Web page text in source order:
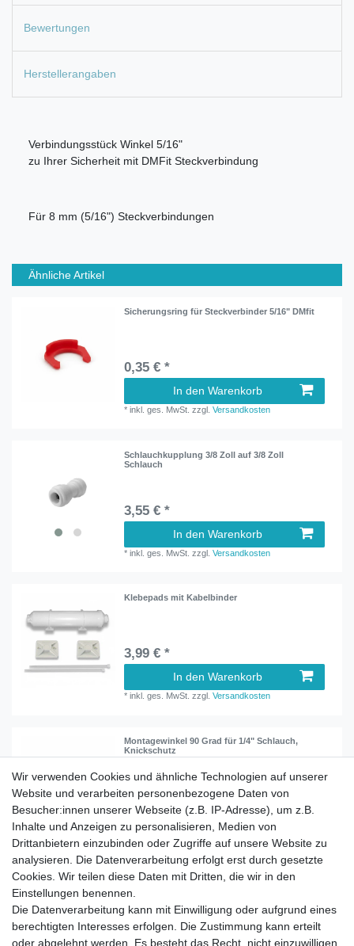
Bewertungen
Herstellerangaben
Verbindungsstück Winkel 5/16"
zu Ihrer Sicherheit mit DMFit Steckverbindung
Für 8 mm (5/16") Steckverbindungen
Ähnliche Artikel
Sicherungsring für Steckverbinder 5/16" DMfit
0,35 € *
In den Warenkorb
*inkl. ges. MwSt. zzgl.Versandkosten
Schlauchkupplung 3/8 Zoll auf 3/8 Zoll
Schlauch
3,55 € *
In den Warenkorb
*inkl. ges. MwSt. zzgl.Versandkosten
Klebepads mit Kabelbinder
3,99 € *
In den Warenkorb
*inkl. ges. MwSt. zzgl.Versandkosten
Montagewinkel 90 Grad für 1/4" Schlauch,
Knickschutz
ab 1,50 € *
Artikel anzeigen
*inkl. ges. MwSt.zzgl. Versandkosten
Impressum Daten­schutz­erklärung AGB
Wir verwenden Cookies und ähnliche Technologien auf unserer
Website und verarbeiten personenbezogene Daten von
Besucher:innen unserer Webseite (z.B. IP-Adresse), um z.B.
Inhalte und Anzeigen zu personalisieren, Medien von
Drittanbietern einzubinden oder Zugriffe auf unsere Website zu
analysieren. Die Datenverarbeitung erfolgt erst durch gesetzte
Cookies. Wir teilen diese Daten mit Dritten, die wir in den
Einstellungen benennen.
Die Datenverarbeitung kann mit Einwilligung oder aufgrund eines
berechtigten Interesses erfolgen. Die Zustimmung kann erteilt
oder abgelehnt werden. Es besteht das Recht, nicht einzuwilligen